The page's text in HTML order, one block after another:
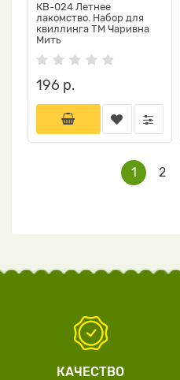
КВ-024 Летнее
лакомство. Набор для
квиллинга ТМ Чаривна
Мить
196 р.
1 2
КАЧЕСТВО